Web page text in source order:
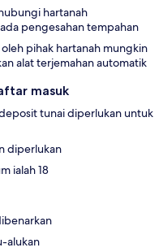
hartanah
pengesahan tempahan
pihak hartanah mungkin
alat terjemahan automatik
masuk
tunai diperlukan untuk
diperlukan
ialah 18
alukan